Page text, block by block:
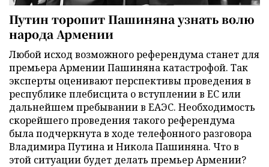
Путин торопит Пашиняна узнать волю
народа Армении
Любой исход возможного референдума станет для
премьера Армении Пашиняна катастрофой. Так
эксперты оценивают перспективы проведения в
республике плебисцита о вступлении в ЕС или
дальнейшем пребывании в ЕАЭС. Необходимость
скорейшего проведения такого референдума
была подчеркнута в ходе телефонного разговора
Владимира Путина и Никола Пашиняна. Что в
этой ситуации будет делать премьер Армении?